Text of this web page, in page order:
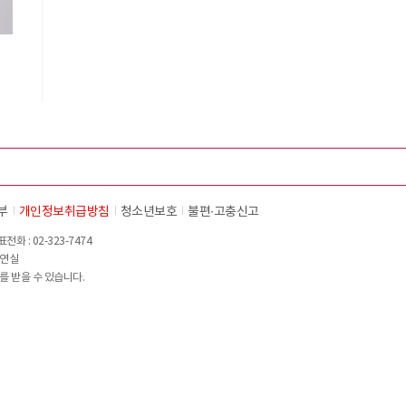
개인정보취급방침 청소년보호 불편∙고충신고
전화 : 02-323-7474
실
받을 수 있습니다.